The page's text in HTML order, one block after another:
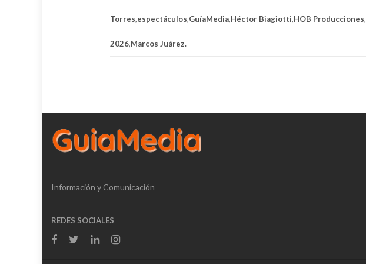
Torres,espectáculos,GuíaMedia,Héctor Biagiotti,HOB Producciones,
2026,Marcos Juárez.
Información y Comunicación
REDES SOCIALES